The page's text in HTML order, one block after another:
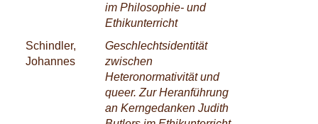
im Philosophie- und
Ethikunterricht
Schindler,
Johannes
Geschlechtsidentität
zwischen
Heteronormativität und
queer. Zur Heranführung
an Kerngedanken Judith